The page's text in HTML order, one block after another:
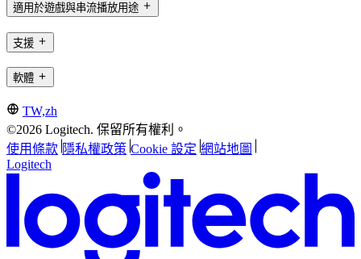
適用於遊戲與串流播放用途
支援
軟體
TW,zh
©2026 Logitech. 保留所有權利。
使用條款 隱私權政策 Cookie 設定 網站地圖
Logitech